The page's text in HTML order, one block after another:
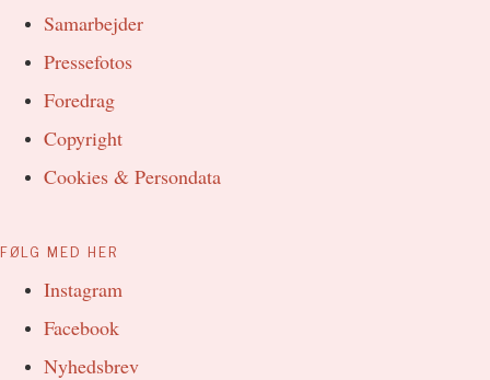
Samarbejder
Pressefotos
Foredrag
Copyright
Cookies & Persondata
FØLG MED HER
Instagram
Facebook
Nyhedsbrev